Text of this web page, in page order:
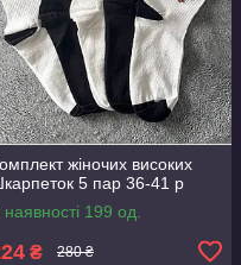
жіночих високих
5 пар 36-41 р
наявності 199 од.
₴ 280 ₴